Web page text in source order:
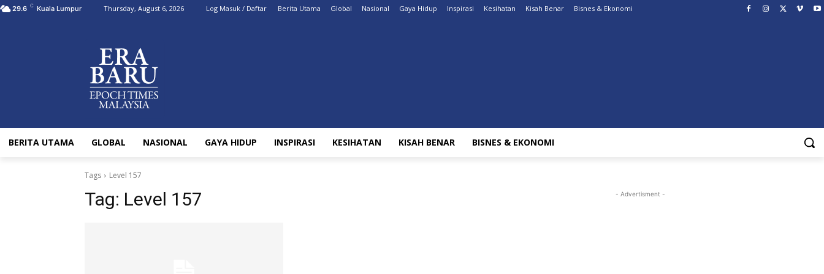
29.6 C Kuala Lumpur Thursday, August 6, 2026 Log Masuk / Daftar Berita Utama Global Nasional Gaya Hidup Inspirasi Kesihatan Kisah Benar Bisnes & Ekonomi
BERITA UTAMA GLOBAL NASIONAL GAYA HIDUP INSPIRASI KESIHATAN KISAH BENAR BISNES & EKONOMI
Tags Level 157
Tag: Level 157 - Advertisment -